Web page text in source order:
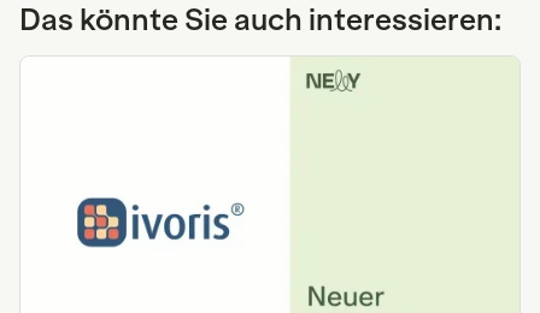
Das könnte Sie auch interessieren: